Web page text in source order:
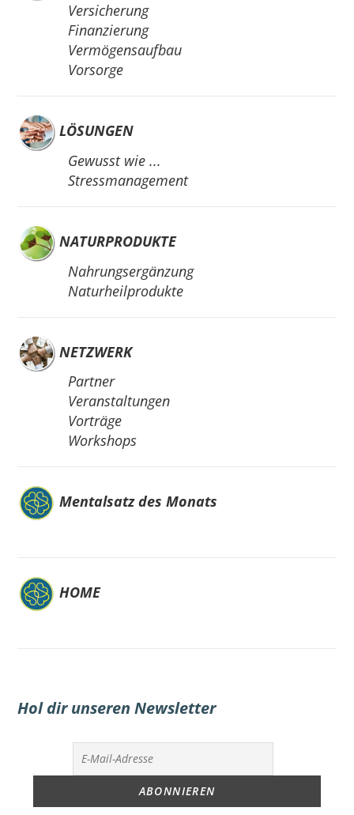
Versicherung
Finanzierung
Vermögensaufbau
Vorsorge
LÖSUNGEN
Gewusst wie ...
Stressmanagement
NATURPRODUKTE
Nahrungsergänzung
Naturheilprodukte
NETZWERK
Partner
Veranstaltungen
Vorträge
Workshops
Mentalsatz des Monats
HOME
Hol dir unseren Newsletter